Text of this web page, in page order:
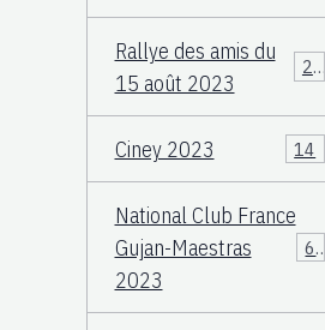
Rallye des amis du
15 août 2023
25
Ciney 2023 14
National Club France
Gujan-Maestras
2023
64